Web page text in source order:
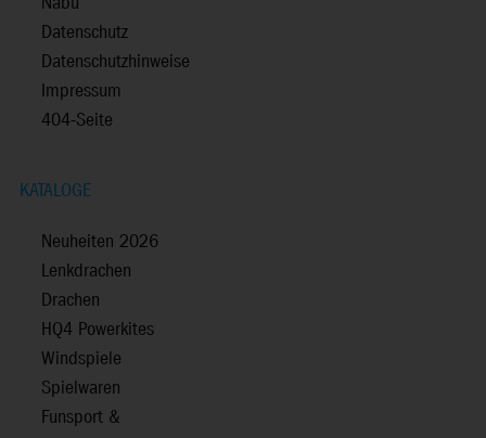
Datenschutz
Datenschutzhinweise
Impressum
404-Seite
KATALOGE
Neuheiten 2026
Lenkdrachen
Drachen
HQ4 Powerkites
Windspiele
Spielwaren
Funsport &